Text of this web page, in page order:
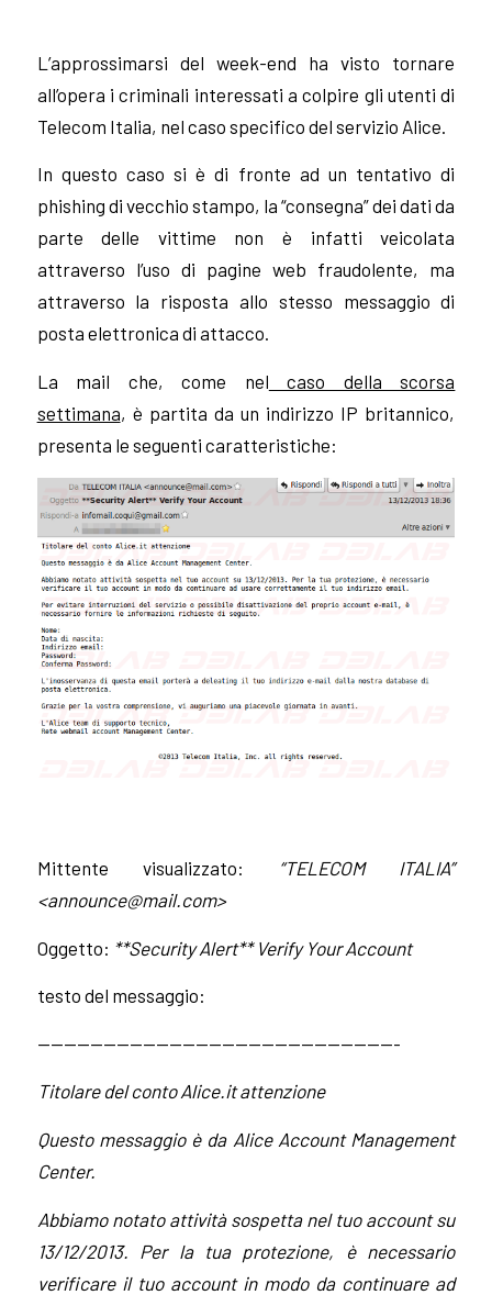
L’approssimarsi del week-end ha visto tornare
all’opera i criminali interessati a colpire gli utenti di
Telecom Italia, nel caso specifico del servizio Alice.
In questo caso si è di fronte ad un tentativo di
phishing di vecchio stampo, la “consegna” dei dati da
parte delle vittime non è infatti veicolata
attraverso l’uso di pagine web fraudolente, ma
attraverso la risposta allo stesso messaggio di
posta elettronica di attacco.
La mail che, come nel caso della scorsa
settimana, è partita da un indirizzo IP britannico,
presenta le seguenti caratteristiche:
Mittente visualizzato:
“TELECOM ITALIA”
<announce@mail.com>
Oggetto: **Security Alert** Verify Your Account
testo del messaggio:
———————————————————————————-
Titolare del conto Alice.it attenzione
Questo messaggio è da Alice Account Management
Center.
Abbiamo notato attività sospetta nel tuo account su
13/12/2013. Per la tua protezione, è necessario
verificare il tuo account in modo da continuare ad